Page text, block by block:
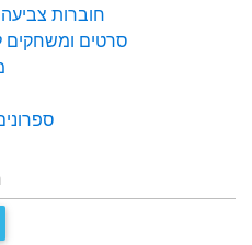
חוברות צביעה
סרטים ומשחקים